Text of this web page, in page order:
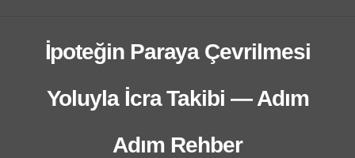
İpoteğin Paraya Çevrilmesi
Yoluyla İcra Takibi — Adım
Adım Rehber